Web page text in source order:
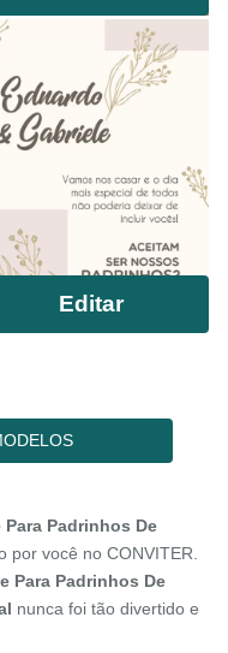
Editar
Padrinhos De
por você no CONVITER.
Para Padrinhos De
nunca foi tão divertido e